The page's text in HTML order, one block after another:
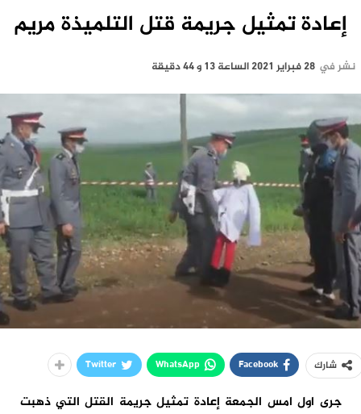
إعادة تمثيل جريمة قتل التلميذة مريم
نشر في 28 فبراير 2021 الساعة 13 و 44 دقيقة
شارك Facebook
WhatsApp
Twitter
جرى اول امس الجمعة إعادة تمثيل جريمة القتل التي ذهبت